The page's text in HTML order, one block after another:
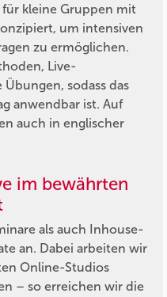
kleine Gruppen mit
um intensiven
zu ermöglichen.
Live-
sodass das
anwendbar ist. Auf
auch in englischer
im bewährten
als auch Inhouse-
an. Dabei arbeiten wir
Online-Studios
– so erreichen wir die